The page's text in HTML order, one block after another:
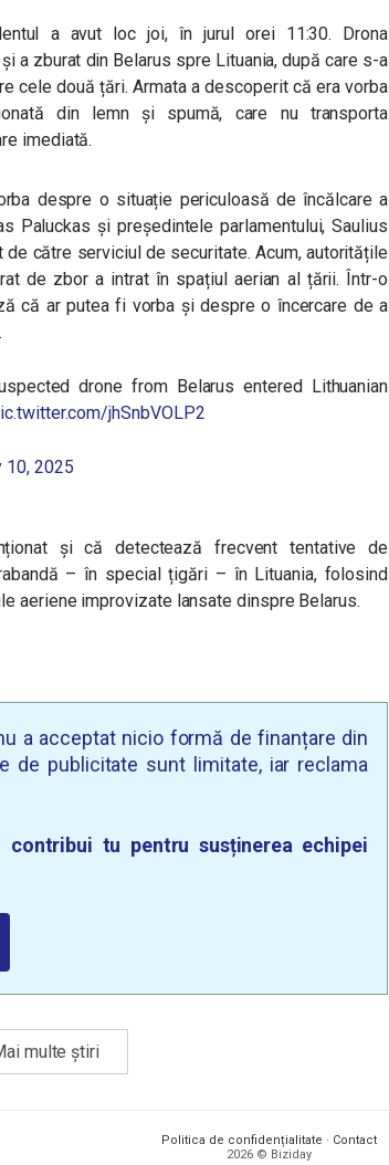
a avut loc joi, în jurul orei 11:30. Drona
a zburat din Belarus spre Lituania, după care s-a
cele două țări. Armata a descoperit că era vorba
din lemn și spumă, care nu transporta
imediată.
despre o situație periculoasă de încălcare a
Paluckas și președintele parlamentului, Saulius
către serviciul de securitate. Acum, autoritățile
de zbor a intrat în spațiul aerian al țării. Într-o
că ar putea fi vorba și despre o încercare de a
drone from Belarus entered Lithuanian
jhSnbVOLP2
10, 2025
și că detectează frecvent tentative de
– în special țigări – în Lituania, folosind
aeriene improvizate lansate dinspre Belarus.
a acceptat nicio formă de finanțare din
de publicitate sunt limitate, iar reclama
tu pentru susținerea echipei
multe știri
Politica de confidențialitate · Contact
2026 © Biziday